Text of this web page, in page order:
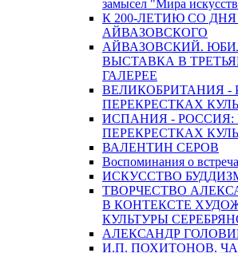
замысел "Мира
К 200-ЛЕТИЮ СО
АЙВАЗОВСКОГО
АЙВАЗОВСКИЙ.
ВЫСТАВКА В
ГАЛЕРЕЕ
ВЕЛИКОБРИТАНИЯ -
ПЕРЕКРЕСТКАХ
ИСПАНИЯ - РОССИЯ:
ПЕРЕКРЕСТКАХ
ВАЛЕНТИН СЕРОВ
Воспоминания о
ИСКУССТВО
ТВОРЧЕСТВО
В КОНТЕКСТЕ
КУЛЬТУРЫ
АЛЕКСАНДР
И.П. ПОХИТОНОВ.